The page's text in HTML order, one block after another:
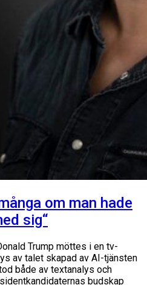
om man hade
sig“
Trump möttes i en tv-
av talet skapad av AI-tjänsten
både av textanalys och
budskap